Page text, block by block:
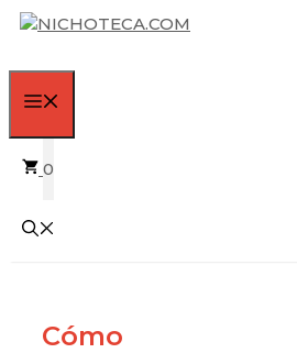
Saltar
0
Cómo